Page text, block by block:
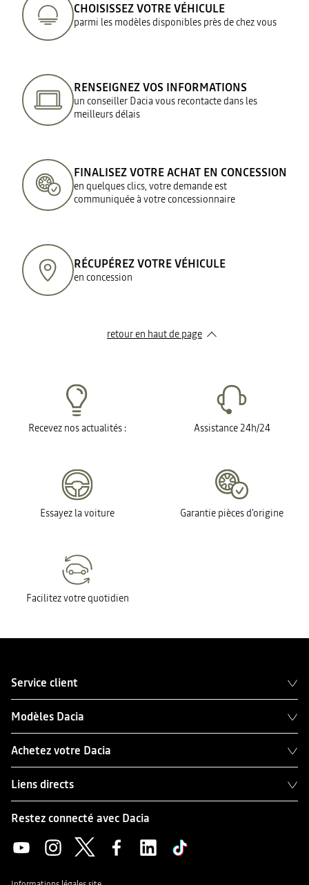
CHOISISSEZ VOTRE VÉHICULE
parmi les modèles disponibles près de chez vous
RENSEIGNEZ VOS INFORMATIONS
un conseiller Dacia vous recontacte dans les
meilleurs délais
FINALISEZ VOTRE ACHAT EN CONCESSION
en quelques clics, votre demande est
communiquée à votre concessionnaire
RÉCUPÉREZ VOTRE VÉHICULE
en concession
retour en haut de page​
Recevez nos actualités : Assistance 24h/24
Essayez la voiture Garantie pièces d'origine
Facilitez votre quotidien
Service client
Modèles Dacia
Achetez votre Dacia
Liens directs
Restez connecté avec Dacia